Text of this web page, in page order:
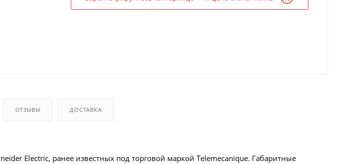
ОТЗЫВЫ ДОСТАВКА
Electric, ранее известных под торговой маркой Telemecanique. Габаритные